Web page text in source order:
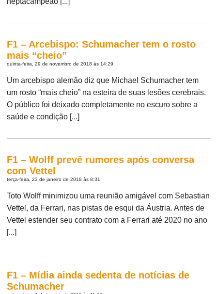
F1 – Arcebispo: Schumacher tem o rosto
mais “cheio”
quinta-feira, 29 de novembro de 2018 às 14:29
Um arcebispo alemão diz que Michael Schumacher tem
um rosto “mais cheio” na esteira de suas lesões cerebrais.
O público foi deixado completamente no escuro sobre a
saúde e condição [...]
F1 – Wolff prevê rumores após conversa
com Vettel
terça-feira, 23 de janeiro de 2018 às 8:31
Toto Wolff minimizou uma reunião amigável com Sebastian
Vettel, da Ferrari, nas pistas de esqui da Áustria. Antes de
Vettel estender seu contrato com a Ferrari até 2020 no ano
[...]
F1 – Mídia ainda sedenta de notícias de
Schumacher